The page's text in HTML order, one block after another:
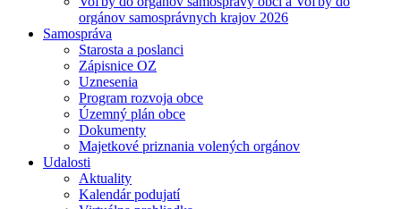
orgánov samosprávnych krajov 2026
Samospráva
Starosta a poslanci
Zápisnice OZ
Uznesenia
Program rozvoja obce
Územný plán obce
Dokumenty
Majetkové priznania volených orgánov
Udalosti
Aktuality
Kalendár podujatí